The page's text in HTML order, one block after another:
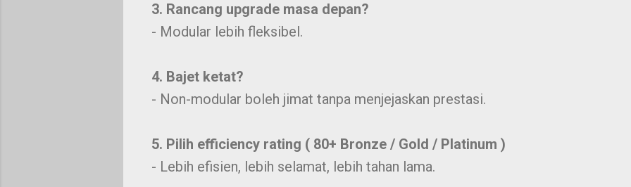
3. Rancang upgrade masa depan?
- Modular lebih fleksibel.
4. Bajet ketat?
- Non-modular boleh jimat tanpa menjejaskan prestasi.
5. Pilih efficiency rating ( 80+ Bronze / Gold / Platinum )
- Lebih efisien, lebih selamat, lebih tahan lama.